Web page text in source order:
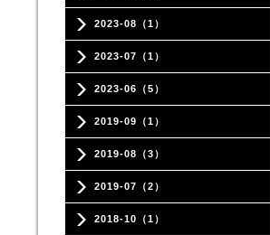
2023-08（1）
2023-07（1）
2023-06（5）
2019-09（1）
2019-08（3）
2019-07（2）
2018-10（1）